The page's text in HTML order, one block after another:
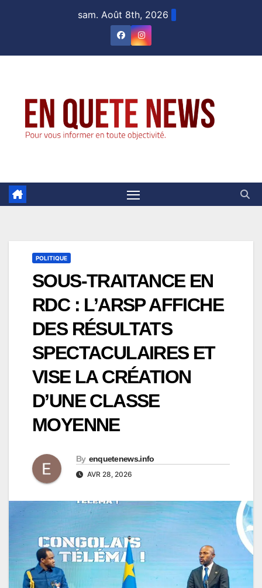
sam. Août 8th, 2026
POLITIQUE
SOUS-TRAITANCE EN
RDC : L’ARSP AFFICHE
DES RÉSULTATS
SPECTACULAIRES ET
VISE LA CRÉATION
D’UNE CLASSE
MOYENNE
By enquetenews.info
AVR 28, 2026